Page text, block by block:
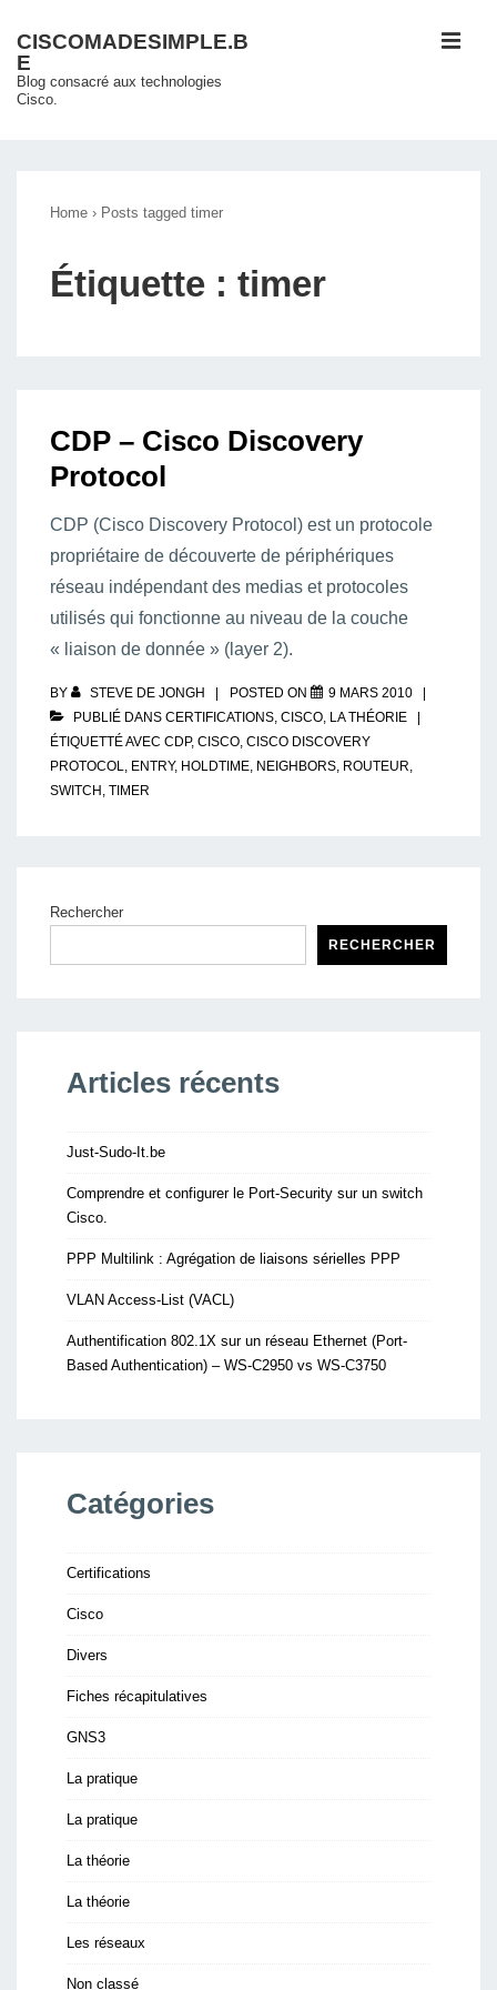
passer
au
contenu
CISCOMADESIMPLE.B
E
Blog consacré aux technologies
Cisco.
Home › Posts tagged timer
Étiquette : timer
CDP – Cisco Discovery
Protocol
CDP (Cisco Discovery Protocol) est un protocole
propriétaire de découverte de périphériques
réseau indépendant des medias et protocoles
utilisés qui fonctionne au niveau de la couche
« liaison de donnée » (layer 2).
BY STEVE DE JONGH POSTED ON
9 MARS 2010
PUBLIÉ DANS CERTIFICATIONS, CISCO, LA THÉORIE
ÉTIQUETTÉ AVEC CDP, CISCO, CISCO DISCOVERY
PROTOCOL, ENTRY, HOLDTIME, NEIGHBORS, ROUTEUR,
SWITCH , TIMER
Rechercher
RECHERCHER
Articles récents
Just-Sudo-It.be
Comprendre et configurer le Port-Security sur un switch
Cisco.
PPP Multilink : Agrégation de liaisons sérielles PPP
VLAN Access-List (VACL)
Authentification 802.1X sur un réseau Ethernet (Port-
Based Authentication) – WS-C2950 vs WS-C3750
Catégories
Certifications
Cisco
Divers
Fiches récapitulatives
GNS3
La pratique
La pratique
La théorie
La théorie
Les réseaux
Non classé